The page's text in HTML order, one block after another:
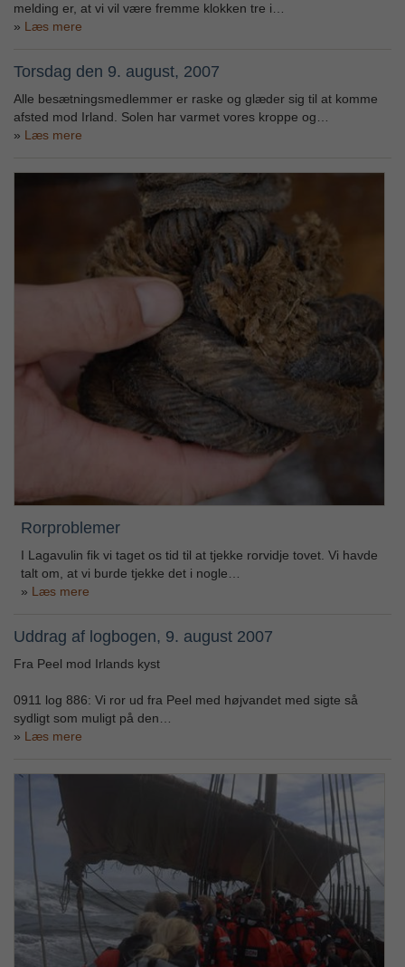
melding er, at vi vil være fremme klokken tre i…
Læs mere
Torsdag den 9. august, 2007
Alle besætningsmedlemmer er raske og glæder sig til at komme
afsted mod Irland. Solen har varmet vores kroppe og…
Læs mere
Rorproblemer
I Lagavulin fik vi taget os tid til at tjekke rorvidje tovet. Vi havde
talt om, at vi burde tjekke det i nogle…
Læs mere
Uddrag af logbogen, 9. august 2007
Fra Peel mod Irlands kyst
0911 log 886: Vi ror ud fra Peel med højvandet med sigte så
sydligt som muligt på den…
Læs mere